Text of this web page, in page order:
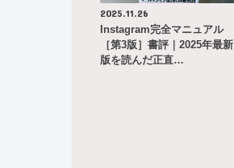
2025.11.26
Instagram完全マニュアル
［第3版］書評｜2025年最新
版を読んだ正直…